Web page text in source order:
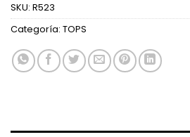
SKU: R523
Categoría: TOPS